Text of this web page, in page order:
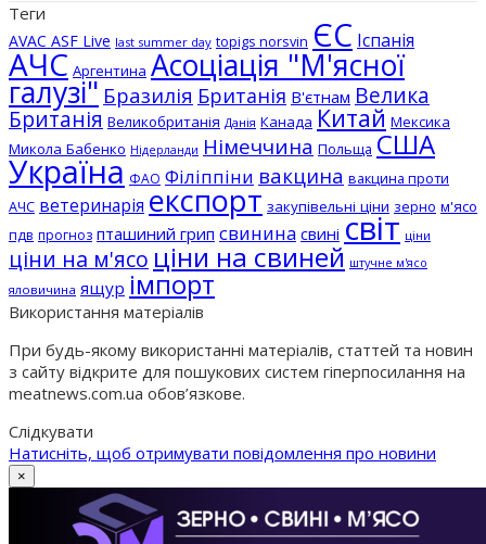
Теги
AVAC ASF Live last summer day topigs norsvin ЄС Іспанія
АЧС Аргентина Асоціація "М'ясної
галузі" Бразилія Британія В'єтнам Велика
Британія Великобританія Данія Канада Китай Мексика
Микола Бабенко Нідерланди Німеччина Польща США
Україна ФАО Філіппіни вакцина вакцина проти
АЧС ветеринарія експорт закупівельні ціни зерно м'ясо
пдв прогноз пташиний грип свинина свині світ ціни
ціни на м'ясо ціни на свиней штучне м'ясо
яловичина ящур імпорт
Використання матеріалів
При будь-якому використанні матеріалів, статтей та новин
з сайту відкрите для пошукових систем гіперпосилання на
meatnews.com.ua обов’язкове.
Слідкувати
Натисніть, щоб отримувати повідомлення про новини
×